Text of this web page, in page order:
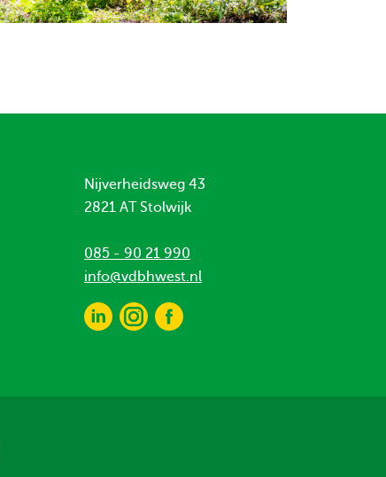
Nijverheidsweg 43
2821 AT Stolwijk
085 - 90 21 990
info@vdbhwest.nl